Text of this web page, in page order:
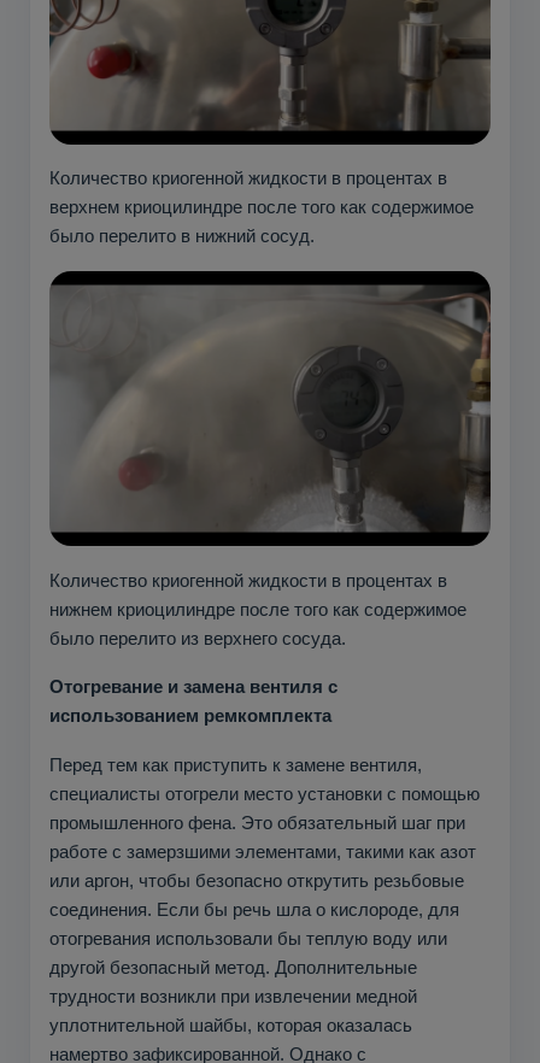
Количество криогенной жидкости в процентах в
верхнем криоцилиндре после того как содержимое
было перелито в нижний сосуд.
Количество криогенной жидкости в процентах в
нижнем криоцилиндре после того как содержимое
было перелито из верхнего сосуда.
Отогревание и замена вентиля с
использованием ремкомплекта
Перед тем как приступить к замене вентиля,
специалисты отогрели место установки с помощью
промышленного фена. Это обязательный шаг при
работе с замерзшими элементами, такими как азот
или аргон, чтобы безопасно открутить резьбовые
соединения. Если бы речь шла о кислороде, для
отогревания использовали бы теплую воду или
другой безопасный метод. Дополнительные
трудности возникли при извлечении медной
уплотнительной шайбы, которая оказалась
намертво зафиксированной. Однако с